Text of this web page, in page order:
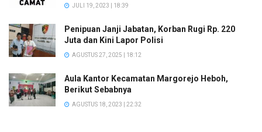
JULI 19, 2023 | 18:39
Penipuan Janji Jabatan, Korban Rugi Rp. 220
Juta dan Kini Lapor Polisi
AGUSTUS 27, 2025 | 18:12
Aula Kantor Kecamatan Margorejo Heboh,
Berikut Sebabnya
AGUSTUS 18, 2023 | 22:32